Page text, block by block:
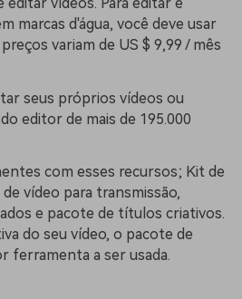
marcas d'água, você deve usar
variam de US $ 9,99 / mês
seus próprios vídeos ou
editor de mais de 195.000
com esses recursos; Kit de
vídeo para transmissão,
e pacote de títulos criativos.
do seu vídeo, o pacote de
ferramenta a ser usada.